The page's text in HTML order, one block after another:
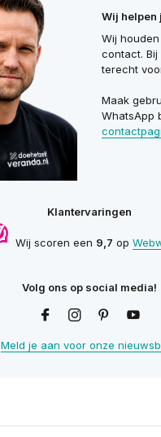
Wij helpen
Wij
contact. Bij
terecht
Maak
WhatsApp
Klantervaringen
Wij scoren een 9,7 op
Volg ons op social media!
Meld je aan voor onze